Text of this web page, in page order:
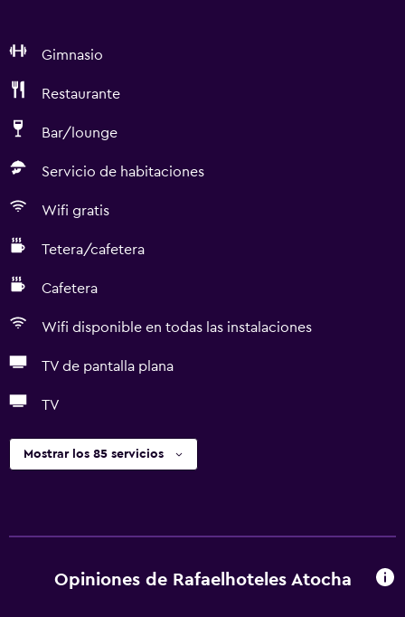
Gimnasio
Restaurante
Bar/lounge
Servicio de habitaciones
Wifi gratis
Tetera/cafetera
Cafetera
Wifi disponible en todas las instalaciones
TV de pantalla plana
TV
Mostrar los 85 servicios
Opiniones de Rafaelhoteles Atocha